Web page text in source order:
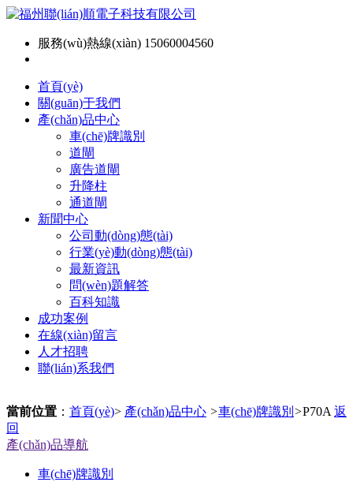
服務(wù)熱線(xiàn) 15060004560
首頁(yè)
關(guān)于我們
產(chǎn)品中心
車(chē)牌識別
道閘
廣告道閘
升降柱
通道閘
新聞中心
公司動(dòng)態(tài)
行業(yè)動(dòng)態(tài)
最新資訊
問(wèn)題解答
百科知識
成功案例
在線(xiàn)留言
人才招聘
聯(lián)系我們
當前位置 ： 首頁(yè)> 產(chǎn)品中心 >車(chē)牌識別 >P70A 返
回
產(chǎn)品導航
車(chē)牌識別